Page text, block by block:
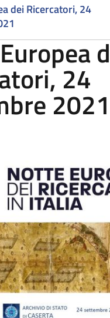
dei Ricercatori, 24
24
2021